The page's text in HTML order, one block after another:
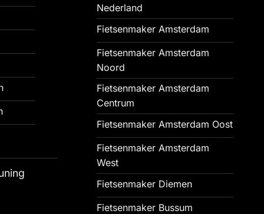
Nederland
Fietsenmaker Amsterdam
Fietsenmaker Amsterdam
Noord
Fietsenmaker Amsterdam
Centrum
Fietsenmaker Amsterdam Oost
Fietsenmaker Amsterdam
West
Fietsenmaker Diemen
Fietsenmaker Bussum